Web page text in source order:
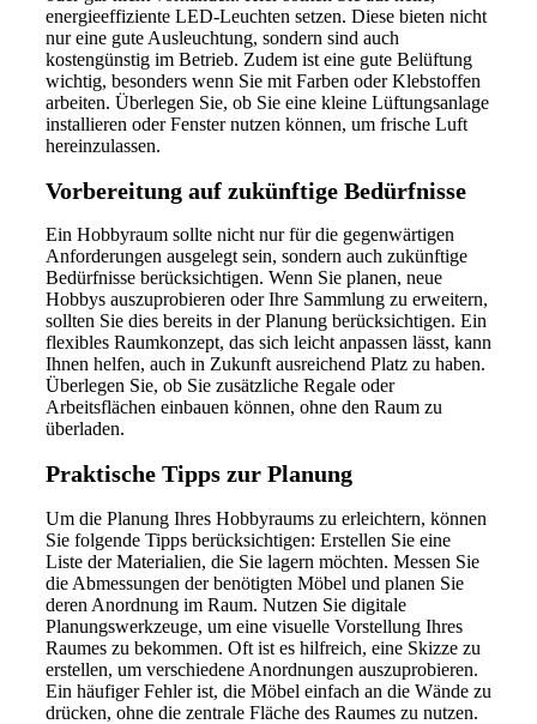
energieeffiziente LED-Leuchten setzen. Diese bieten nicht
nur eine gute Ausleuchtung, sondern sind auch
kostengünstig im Betrieb. Zudem ist eine gute Belüftung
wichtig, besonders wenn Sie mit Farben oder Klebstoffen
arbeiten. Überlegen Sie, ob Sie eine kleine Lüftungsanlage
installieren oder Fenster nutzen können, um frische Luft
hereinzulassen.
Vorbereitung auf zukünftige Bedürfnisse
Ein Hobbyraum sollte nicht nur für die gegenwärtigen
Anforderungen ausgelegt sein, sondern auch zukünftige
Bedürfnisse berücksichtigen. Wenn Sie planen, neue
Hobbys auszuprobieren oder Ihre Sammlung zu erweitern,
sollten Sie dies bereits in der Planung berücksichtigen. Ein
flexibles Raumkonzept, das sich leicht anpassen lässt, kann
Ihnen helfen, auch in Zukunft ausreichend Platz zu haben.
Überlegen Sie, ob Sie zusätzliche Regale oder
Arbeitsflächen einbauen können, ohne den Raum zu
überladen.
Praktische Tipps zur Planung
Um die Planung Ihres Hobbyraums zu erleichtern, können
Sie folgende Tipps berücksichtigen: Erstellen Sie eine
Liste der Materialien, die Sie lagern möchten. Messen Sie
die Abmessungen der benötigten Möbel und planen Sie
deren Anordnung im Raum. Nutzen Sie digitale
Planungswerkzeuge, um eine visuelle Vorstellung Ihres
Raumes zu bekommen. Oft ist es hilfreich, eine Skizze zu
erstellen, um verschiedene Anordnungen auszuprobieren.
Ein häufiger Fehler ist, die Möbel einfach an die Wände zu
drücken, ohne die zentrale Fläche des Raumes zu nutzen.